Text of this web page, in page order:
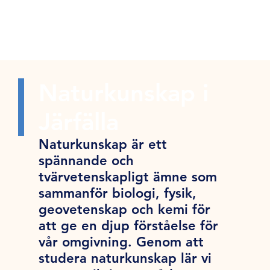
Naturkunskap är ett
spännande och
tvärvetenskapligt ämne som
sammanför biologi, fysik,
geovetenskap och kemi för
att ge en djup förståelse för
vår omgivning. Genom att
studera naturkunskap lär vi